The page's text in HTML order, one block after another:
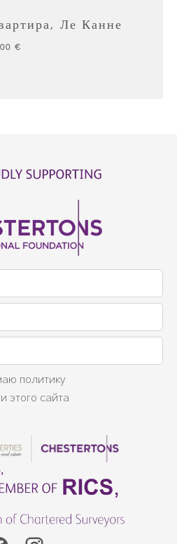
Ле Канне
€
политику
этого сайта